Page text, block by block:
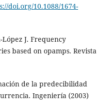
doi.org/10.1088/1674-
López J. Frequency
based on opamps. Revista
de la predecibilidad
Ingeniería (2003)